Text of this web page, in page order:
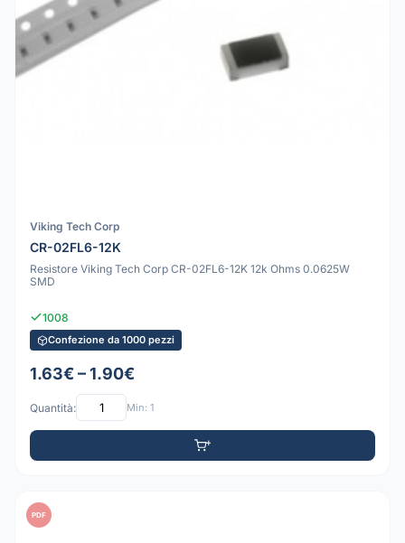
Viking Tech Corp
CR-02FL6-12K
Resistore Viking Tech Corp CR-02FL6-12K 12k Ohms 0.0625W
SMD
1008
Confezione da 1000 pezzi
1.63€ – 1.90€
Quantità: Min: 1
PDF